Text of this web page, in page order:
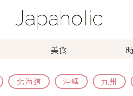
美食
北海道 沖繩 九州